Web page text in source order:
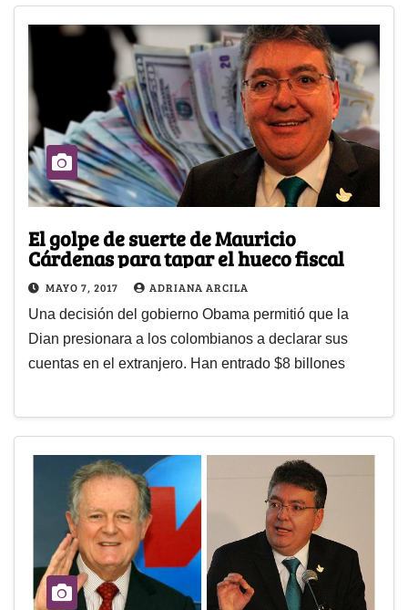
El golpe de suerte de Mauricio
Cárdenas para tapar el hueco fiscal
MAYO 7, 2017 ADRIANA ARCILA
Una decisión del gobierno Obama permitió que la
Dian presionara a los colombianos a declarar sus
cuentas en el extranjero. Han entrado $8 billones